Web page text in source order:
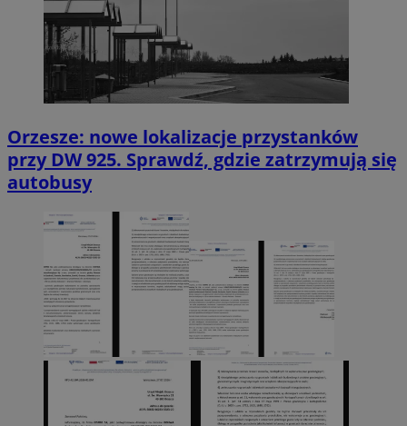
Orzesze: nowe lokalizacje przystanków
przy DW 925. Sprawdź, gdzie zatrzymują się
autobusy